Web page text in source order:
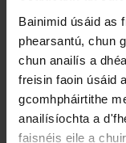
Bainimid úsáid as
phearsantú, chun
chun anailís a
freisin faoin úsáid
gcomhpháirtithe
anailísíochta a
faisnéis eile a
Plean
(Gaeilge)
Plean
2013